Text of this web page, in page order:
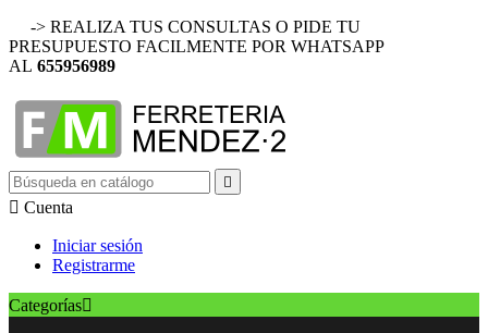
-> REALIZA TUS CONSULTAS O PIDE TU
PRESUPUESTO FACILMENTE POR WHATSAPP
AL 655956989

 Cuenta
Iniciar sesión
Registrarme
Categorías